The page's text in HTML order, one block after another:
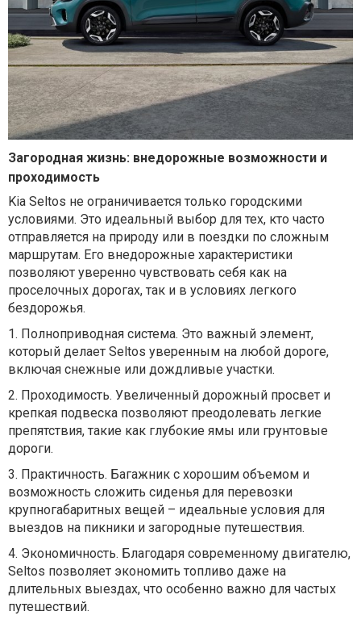
Загородная жизнь: внедорожные возможности и
проходимость
Kia Seltos не ограничивается только городскими
условиями. Это идеальный выбор для тех, кто часто
отправляется на природу или в поездки по сложным
маршрутам. Его внедорожные характеристики
позволяют уверенно чувствовать себя как на
проселочных дорогах, так и в условиях легкого
бездорожья.
1. Полноприводная система. Это важный элемент,
который делает Seltos уверенным на любой дороге,
включая снежные или дождливые участки.
2. Проходимость. Увеличенный дорожный просвет и
крепкая подвеска позволяют преодолевать легкие
препятствия, такие как глубокие ямы или грунтовые
дороги.
3. Практичность. Багажник с хорошим объемом и
возможность сложить сиденья для перевозки
крупногабаритных вещей – идеальные условия для
выездов на пикники и загородные путешествия.
4. Экономичность. Благодаря современному двигателю,
Seltos позволяет экономить топливо даже на
длительных выездах, что особенно важно для частых
путешествий.